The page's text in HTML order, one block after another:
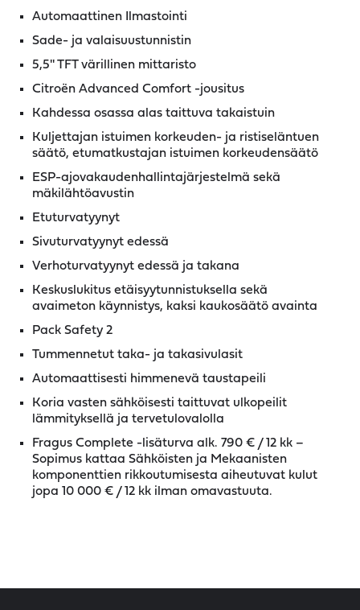
Automaattinen Ilmastointi
Sade- ja valaisuustunnistin
5,5'' TFT värillinen mittaristo
Citroën Advanced Comfort -jousitus
Kahdessa osassa alas taittuva takaistuin
Kuljettajan istuimen korkeuden- ja ristiseläntuen
säätö, etumatkustajan istuimen korkeudensäätö
ESP-ajovakaudenhallintajärjestelmä sekä
mäkilähtöavustin
Etuturvatyynyt
Sivuturvatyynyt edessä
Verhoturvatyynyt edessä ja takana
Keskuslukitus etäisyytunnistuksella sekä
avaimeton käynnistys, kaksi kaukosäätö avainta
Pack Safety 2
Tummennetut taka- ja takasivulasit
Automaattisesti himmenevä taustapeili
Koria vasten sähköisesti taittuvat ulkopeilit
lämmityksellä ja tervetulovalolla
Fragus Complete -lisäturva alk. 790 € / 12 kk –
Sopimus kattaa Sähköisten ja Mekaanisten
komponenttien rikkoutumisesta aiheutuvat kulut
jopa 10 000 € / 12 kk ilman omavastuuta.